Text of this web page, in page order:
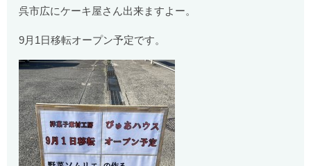
呉市広にケーキ屋さん出来ますよー。
9月1日移転オープン予定です。